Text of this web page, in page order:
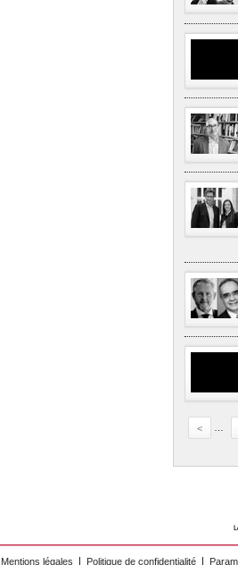
<
Mentions légales Politique de confidentialité